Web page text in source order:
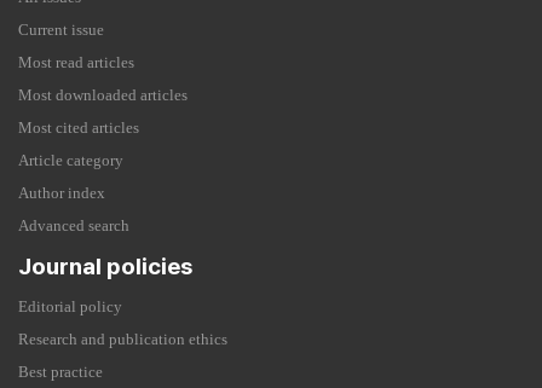
Current issue
Most read articles
Most downloaded articles
Most cited articles
Article category
Author index
Advanced search
Journal policies
Editorial policy
Research and publication ethics
Best practice